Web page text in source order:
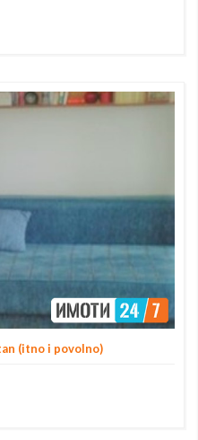
(itno i povolno)